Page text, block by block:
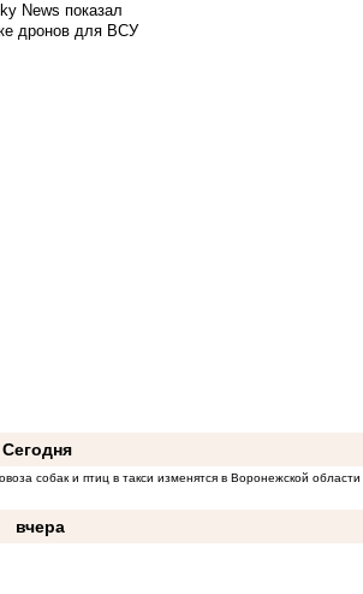
News показал
дронов для ВСУ
Сегодня
собак и птиц в такси изменятся в Воронежской области
вчера